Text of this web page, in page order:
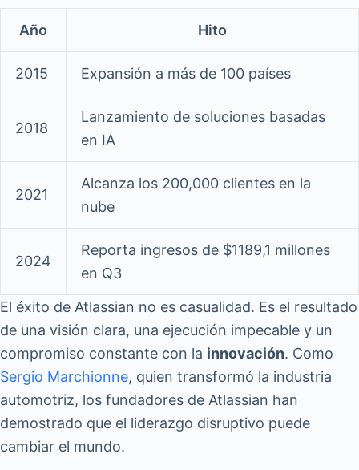
Año Hito
2015 Expansión a más de 100 países
2018
Lanzamiento de soluciones basadas
en IA
2021
Alcanza los 200,000 clientes en la
nube
2024
Reporta ingresos de $1189,1 millones
en Q3
El éxito de Atlassian no es casualidad. Es el resultado
de una visión clara, una ejecución impecable y un
compromiso constante con la innovación. Como
Sergio Marchionne, quien transformó la industria
automotriz, los fundadores de Atlassian han
demostrado que el liderazgo disruptivo puede
cambiar el mundo.